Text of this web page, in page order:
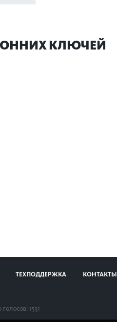
КЛЮЧЕЙ
ТЕХПОДДЕРЖКА КОНТАКТЫ
голосов: 1531